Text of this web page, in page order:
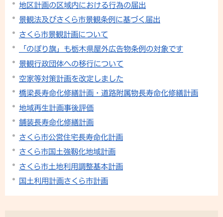
地区計画の区域内における行為の届出
景観法及びさくら市景観条例に基づく届出
さくら市景観計画について
「のぼり旗」も栃木県屋外広告物条例の対象です
景観行政団体への移行について
空家等対策計画を改定しました
橋梁長寿命化修繕計画・道路附属物長寿命化修繕計画
地域再生計画事後評価
舗装長寿命化修繕計画
さくら市公営住宅長寿命化計画
さくら市国土強靱化地域計画
さくら市土地利用調整基本計画
国土利用計画さくら市計画